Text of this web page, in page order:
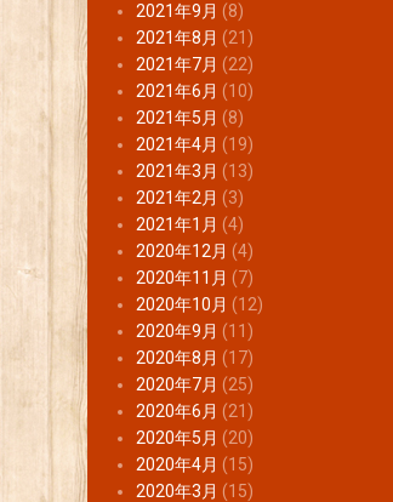
2021年9月 (8)
2021年8月 (21)
2021年7月 (22)
2021年6月 (10)
2021年5月 (8)
2021年4月 (19)
2021年3月 (13)
2021年2月 (3)
2021年1月 (4)
2020年12月 (4)
2020年11月 (7)
2020年10月 (12)
2020年9月 (11)
2020年8月 (17)
2020年7月 (25)
2020年6月 (21)
2020年5月 (20)
2020年4月 (15)
2020年3月 (15)